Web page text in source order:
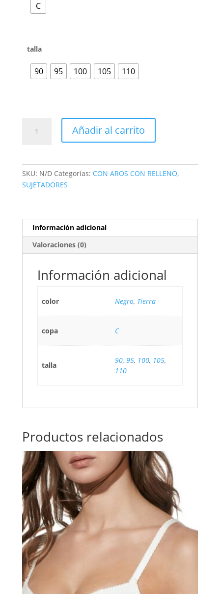
C
talla
90 95 100 105 110
Añadir al carrito
SKU: N/D Categorías: CON AROS CON RELLENO,
SUJETADORES
Información adicional
Valoraciones (0)
Información adicional
color Negro, Tierra
copa C
talla
90, 95, 100, 105,
110
Productos relacionados